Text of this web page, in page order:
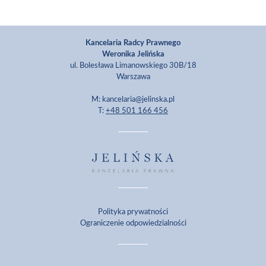
Kancelaria Radcy Prawnego
Weronika Jelińska
ul. Bolesława Limanowskiego 30B/18
Warszawa
M: kancelaria@jelinska.pl
T: +48 501 166 456
Polityka prywatności
Ograniczenie odpowiedzialności